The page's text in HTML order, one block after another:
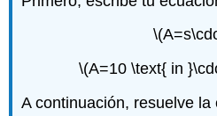
\(A=10 \text{ in
A continuación, resuelve